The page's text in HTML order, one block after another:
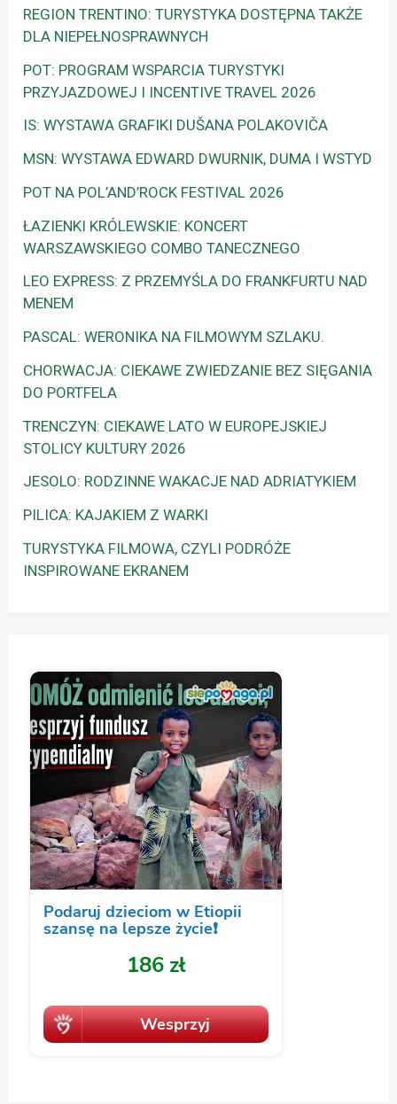
REGION TRENTINO: TURYSTYKA DOSTĘPNA TAKŻE
DLA NIEPEŁNOSPRAWNYCH
POT: PROGRAM WSPARCIA TURYSTYKI
PRZYJAZDOWEJ I INCENTIVE TRAVEL 2026
IS: WYSTAWA GRAFIKI DUŠANA POLAKOVIČA
MSN: WYSTAWA EDWARD DWURNIK, DUMA I WSTYD
POT NA POL’AND’ROCK FESTIVAL 2026
ŁAZIENKI KRÓLEWSKIE: KONCERT
WARSZAWSKIEGO COMBO TANECZNEGO
LEO EXPRESS: Z PRZEMYŚLA DO FRANKFURTU NAD
MENEM
PASCAL: WERONIKA NA FILMOWYM SZLAKU.
CHORWACJA: CIEKAWE ZWIEDZANIE BEZ SIĘGANIA
DO PORTFELA
TRENCZYN: CIEKAWE LATO W EUROPEJSKIEJ
STOLICY KULTURY 2026
JESOLO: RODZINNE WAKACJE NAD ADRIATYKIEM
PILICA: KAJAKIEM Z WARKI
TURYSTYKA FILMOWA, CZYLI PODRÓŻE
INSPIROWANE EKRANEM